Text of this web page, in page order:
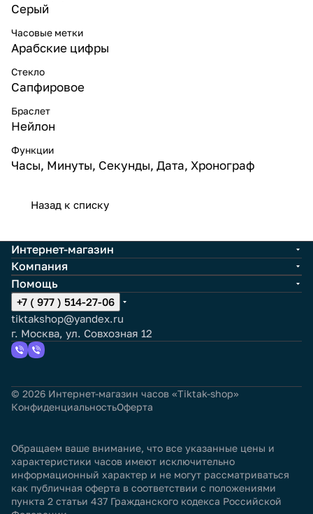
Серый
Часовые метки
Арабские цифры
Стекло
Сапфировое
Браслет
Нейлон
Функции
Часы, Минуты, Секунды, Дата, Хронограф
Назад к списку
Интернет-магазин
Компания
Помощь
+7 ( 977 ) 514-27-06
tiktakshop@yandex.ru
г. Москва, ул. Совхозная 12
© 2026 Интернет-магазин часов «Tiktak-shop»
КонфиденциальностьОферта
Обращаем ваше внимание, что все указанные цены и
характеристики часов имеют исключительно
информационный характер и не могут рассматриваться
как публичная оферта в соответствии с положениями
пункта 2 статьи 437 Гражданского кодекса Российской